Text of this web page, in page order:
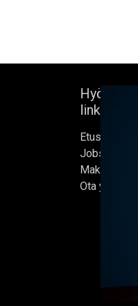
Hyödyllisiä
linkkejä
Etusivu
Jobs
Make Good
Ota yhteyttä